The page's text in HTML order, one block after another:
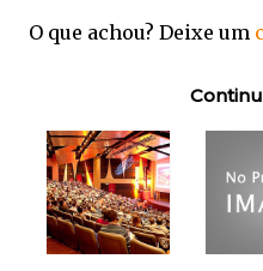
O que achou? Deixe um